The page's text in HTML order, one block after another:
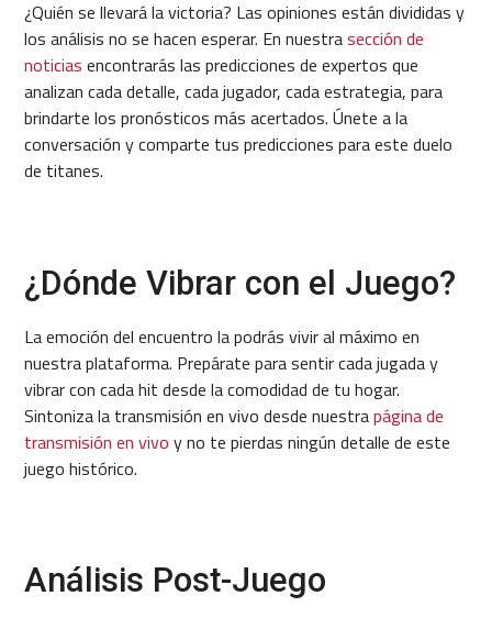
¿Quién se llevará la victoria? Las opiniones están divididas y
los análisis no se hacen esperar. En nuestrasección de
noticias encontrarás las predicciones de expertos que
analizan cada detalle, cada jugador, cada estrategia, para
brindarte los pronósticos más acertados. Únete a la
conversación y comparte tus predicciones para este duelo
de titanes.
¿Dónde Vibrar con el Juego?
La emoción del encuentro la podrás vivir al máximo en
nuestra plataforma. Prepárate para sentir cada jugada y
vibrar con cada hit desde la comodidad de tu hogar.
Sintoniza la transmisión en vivo desde nuestrapágina de
transmisión en vivo y no te pierdas ningún detalle de este
juego histórico.
Análisis Post-Juego